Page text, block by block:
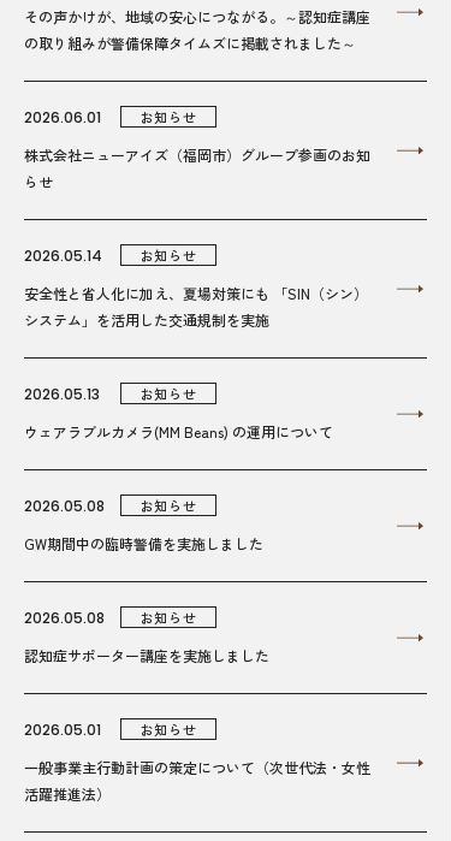
その声かけが、地域の安心につながる。～認知症講座
の取り組みが警備保障タイムズに掲載されました～
2026.06.01 お知らせ
株式会社ニューアイズ（福岡市）グループ参画のお知
らせ
2026.05.14 お知らせ
安全性と省人化に加え、夏場対策にも 「SIN（シン）
システム」を活用した交通規制を実施
2026.05.13 お知らせ
ウェアラブルカメラ(MM Beans) の運用について
2026.05.08 お知らせ
GW期間中の臨時警備を実施しました
2026.05.08 お知らせ
認知症サポーター講座を実施しました
2026.05.01 お知らせ
一般事業主行動計画の策定について（次世代法・女性
活躍推進法）